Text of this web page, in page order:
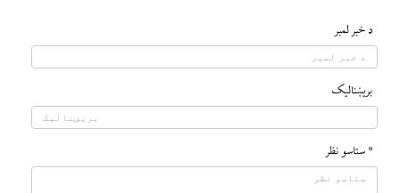
د خبر لمبر
بريښناليک
* ستاسو نظر